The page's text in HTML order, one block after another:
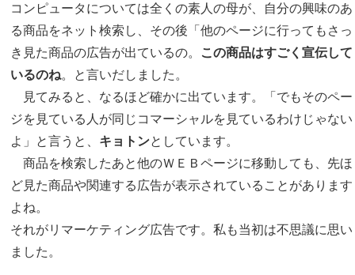
コンピュータについては全くの素人の母が、自分の興味のあ
る商品をネット検索し、その後「他のページに行ってもさっ
き見た商品の広告が出ているの。 この商品はすごく宣伝して
いるのね。と言いだしました。
見てみると、なるほど確かに出ています。「でもそのペー
ジを見ている人が同じコマーシャルを見ているわけじゃない
よ」と言うと、 キョトンとしています。
商品を検索したあと他のＷＥＢページに移動しても、先ほ
ど見た商品や関連する広告が表示されていることがあります
よね。
それがリマーケティング広告です。私も当初は不思議に思い
ました。